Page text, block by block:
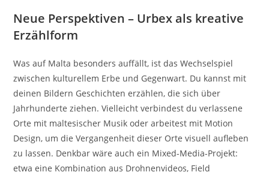
Neue Perspektiven – Urbex als kreative
Erzählform
Was auf Malta besonders auffällt, ist das Wechselspiel
zwischen kulturellem Erbe und Gegenwart. Du kannst mit
deinen Bildern Geschichten erzählen, die sich über
Jahrhunderte ziehen. Vielleicht verbindest du verlassene
Orte mit maltesischer Musik oder arbeitest mit Motion
Design, um die Vergangenheit dieser Orte visuell aufleben
zu lassen. Denkbar wäre auch ein Mixed-Media-Projekt:
etwa eine Kombination aus Drohnenvideos, Field